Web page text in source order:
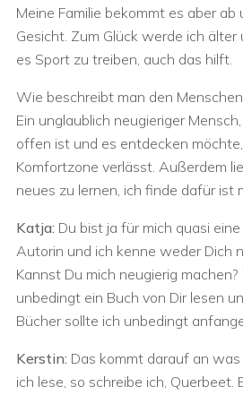
Meine Familie bekommt es aber ab
Gesicht. Zum Glück werde ich älter
es Sport zu treiben, auch das hilft.
Wie beschreibt man den
Ein unglaublich neugieriger
offen ist und es entdecken
Komfortzone verlässt. Außerdem
neues zu lernen, ich finde dafür ist
Katja: Du bist ja für mich quasi
Autorin und ich kenne weder Dich
Kannst Du mich neugierig
unbedingt ein Buch von Dir lesen
Bücher sollte ich unbedingt
Kerstin: Das kommt darauf an
ich lese, so schreibe ich, Querbeet.